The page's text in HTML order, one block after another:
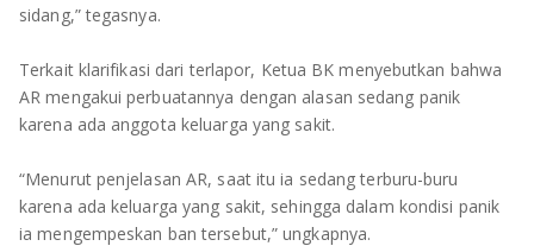
sidang,” tegasnya.
Terkait klarifikasi dari terlapor, Ketua BK menyebutkan bahwa
AR mengakui perbuatannya dengan alasan sedang panik
karena ada anggota keluarga yang sakit.
“Menurut penjelasan AR, saat itu ia sedang terburu-buru
karena ada keluarga yang sakit, sehingga dalam kondisi panik
ia mengempeskan ban tersebut,” ungkapnya.